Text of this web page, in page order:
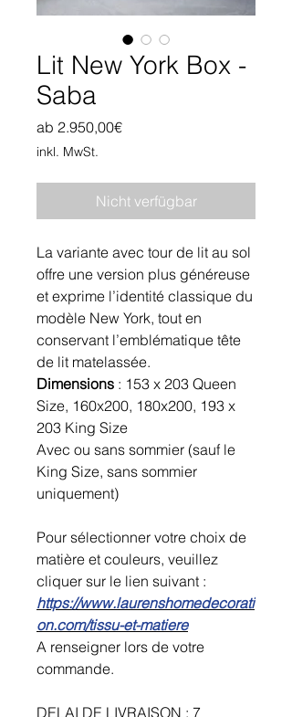
Lit New York Box -
Saba
ab 2.950,00€Sale-
inkl. MwSt.
Nicht verfügbar
La variante avec tour de lit au sol
offre une version plus généreuse
et exprime l’identité classique du
modèle New York, tout en
conservant l’emblématique tête
de lit matelassée.
Dimensions : 153 x 203 Queen
Size, 160x200, 180x200, 193 x
203 King Size
Avec ou sans sommier (sauf le
King Size, sans sommier
uniquement)
Pour sélectionner votre choix de
matière et couleurs, veuillez
cliquer sur le lien suivant :
https://www.laurenshomedecorati
on.com/tissu-et-matiere
A renseigner lors de votre
commande.
DELAI DE LIVRAISON : 7